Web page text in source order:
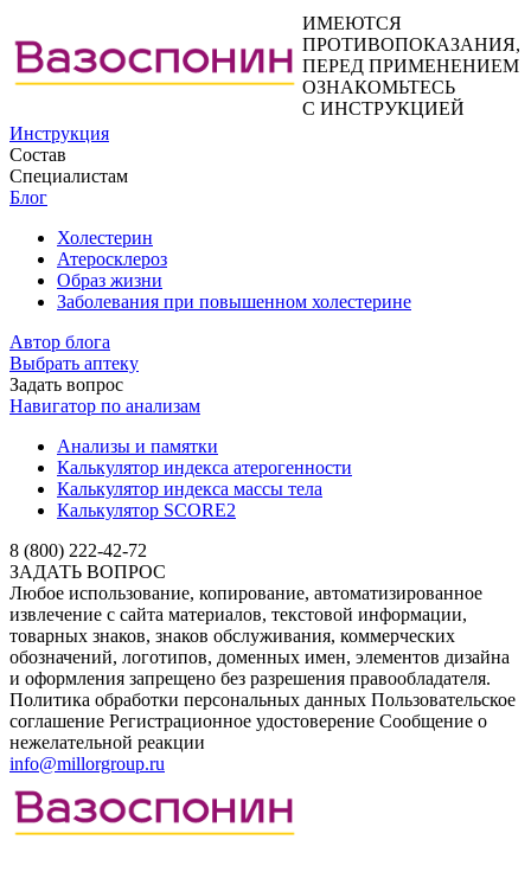
ИМЕЮТСЯ
ПРОТИВОПОКАЗАНИЯ,
ПЕРЕД ПРИМЕНЕНИЕМ
ОЗНАКОМЬТЕСЬ
С ИНСТРУКЦИЕЙ
Инструкция
Состав
Специалистам
Блог
Холестерин
Атеросклероз
Образ жизни
Заболевания при повышенном холестерине
Автор блога
Выбрать аптеку
Задать вопрос
Навигатор по анализам
Анализы и памятки
Калькулятор индекса атерогенности
Калькулятор индекса массы тела
Калькулятор SCORE2
8 (800) 222-42-72
ЗАДАТЬ ВОПРОС
Любое использование, копирование, автоматизированное
извлечение с сайта материалов, текстовой информации,
товарных знаков, знаков обслуживания, коммерческих
обозначений, логотипов, доменных имен, элементов дизайна
и оформления запрещено без разрешения правообладателя.
Политика обработки персональных данных Пользовательское
соглашение Регистрационное удостоверение Сообщение о
нежелательной реакции
info@millorgroup.ru